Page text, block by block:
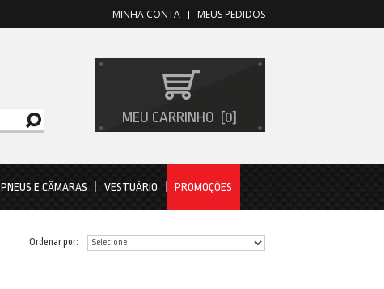
MEUS PEDIDOS
MINHA CONTA
MEU CARRINHO 0
PNEUS E CÂMARAS VESTUÁRIO PROMOÇÕES
Ordenar por: